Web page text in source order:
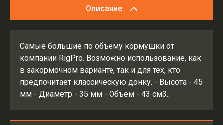
Описание
Самые большие по объему кормушки от
компании RigPro. Возможно использование, как
в закормочном варианте, так и для тех, кто
предпочитает классическую донку. - Высота - 45
мм - Диаметр - 35 мм - Объем - 43 см3..